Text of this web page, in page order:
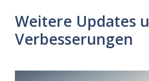
Weitere Updates
Verbesserungen